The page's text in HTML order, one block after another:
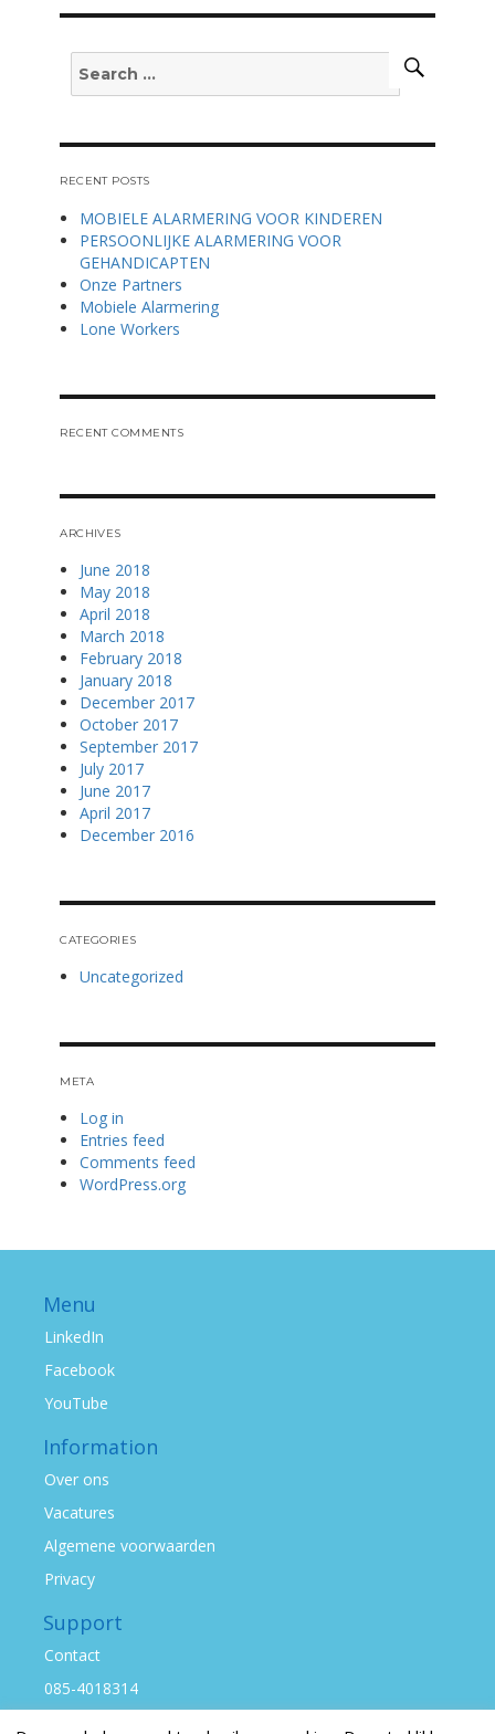
for:
RECENT POSTS
MOBIELE ALARMERING VOOR KINDEREN
PERSOONLIJKE ALARMERING VOOR
GEHANDICAPTEN
Onze Partners
Mobiele Alarmering
Lone Workers
RECENT COMMENTS
ARCHIVES
June 2018
May 2018
April 2018
March 2018
February 2018
January 2018
December 2017
October 2017
September 2017
July 2017
June 2017
April 2017
December 2016
CATEGORIES
Uncategorized
META
Log in
Entries feed
Comments feed
WordPress.org
Menu
LinkedIn
Facebook
YouTube
Information
Over ons
Vacatures
Algemene voorwaarden
Privacy
Support
Contact
085-4018314